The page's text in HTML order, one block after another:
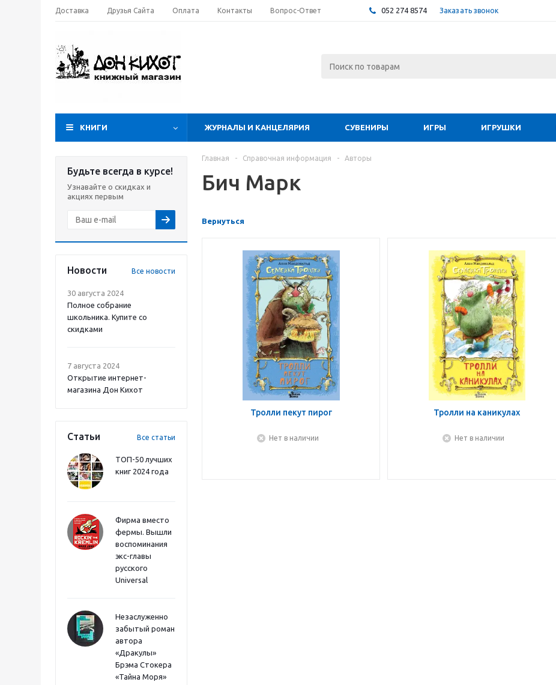
Доставка Друзья Сайта Оплата Контакты Вопрос-Ответ 052 274 8574 Заказать звонок
КНИГИ ЖУРНАЛЫ И КАНЦЕЛЯРИЯ СУВЕНИРЫ ИГРЫ ИГРУШКИ
Будьте всегда в курсе!
Узнавайте о скидках и
акциях первым
Новости Все новости
30 августа 2024
Полное собрание
школьника. Купите со
скидками
7 августа 2024
Открытие интернет-
магазина Дон Кихот
Статьи Все статьи
ТОП-50 лучших
книг 2024 года
Фирма вместо
фермы. Вышли
воспоминания
экс-главы
русского
Universal
Незаслуженно
забытый роман
автора
«Дракулы»
Брэма Стокера
«Тайна Моря»
Главная - Справочная информация - Авторы
Бич Марк
Вернуться
Тролли пекут пирог
Нет в наличии
Тролли на каникулах
Нет в наличии